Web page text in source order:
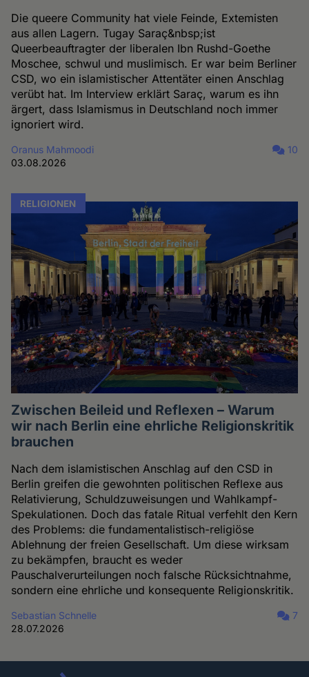
Die queere Community hat viele Feinde, Extemisten
aus allen Lagern. Tugay Saraç&nbsp;ist
Queerbeauftragter der liberalen Ibn Rushd-Goethe
Moschee, schwul und muslimisch. Er war beim Berliner
CSD, wo ein islamistischer Attentäter einen Anschlag
verübt hat. Im Interview erklärt Saraç, warum es ihn
ärgert, dass Islamismus in Deutschland noch immer
ignoriert wird.
Oranus Mahmoodi
03.08.2026
10
RELIGIONEN
Zwischen Beileid und Reflexen – Warum
wir nach Berlin eine ehrliche Religionskritik
brauchen
Nach dem islamistischen Anschlag auf den CSD in
Berlin greifen die gewohnten politischen Reflexe aus
Relativierung, Schuldzuweisungen und Wahlkampf-
Spekulationen. Doch das fatale Ritual verfehlt den Kern
des Problems: die fundamentalistisch-religiöse
Ablehnung der freien Gesellschaft. Um diese wirksam
zu bekämpfen, braucht es weder
Pauschalverurteilungen noch falsche Rücksichtnahme,
sondern eine ehrliche und konsequente Religionskritik.
Sebastian Schnelle
28.07.2026
7